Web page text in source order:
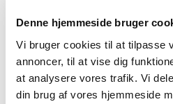
Denne hjemmeside bruger
Vi bruger cookies til at tilpasse
annoncer, til at vise dig
at analysere vores trafik. Vi
din brug af vores hjemmeside
steroide
|9. november 2022|
På baggrund af anbefaling fra
bivirkningskomité PRAC har